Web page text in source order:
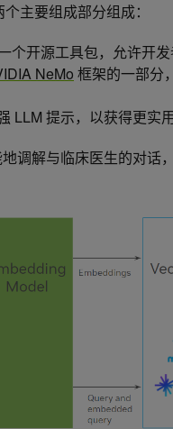
主要组成部分组成：
个开源工具包，允许开
NeMo 框架的一部分
LLM 提示，以获得更实
调解与临床医生的对话